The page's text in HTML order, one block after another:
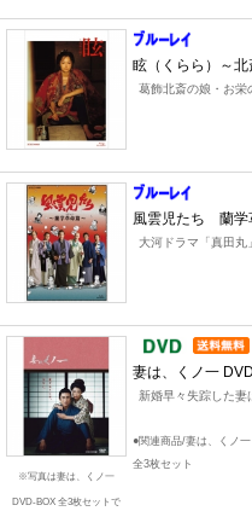
眩（くらら）～北
葛飾北斎の娘・お栄
風雲児たち 蘭学
大河ドラマ「真田
※写真は妻は、くノ一
DVD-BOX 全3枚セットで
妻は、くノ一
新婚早々失踪した妻
●関連商品/妻は、くノ
全3枚セット